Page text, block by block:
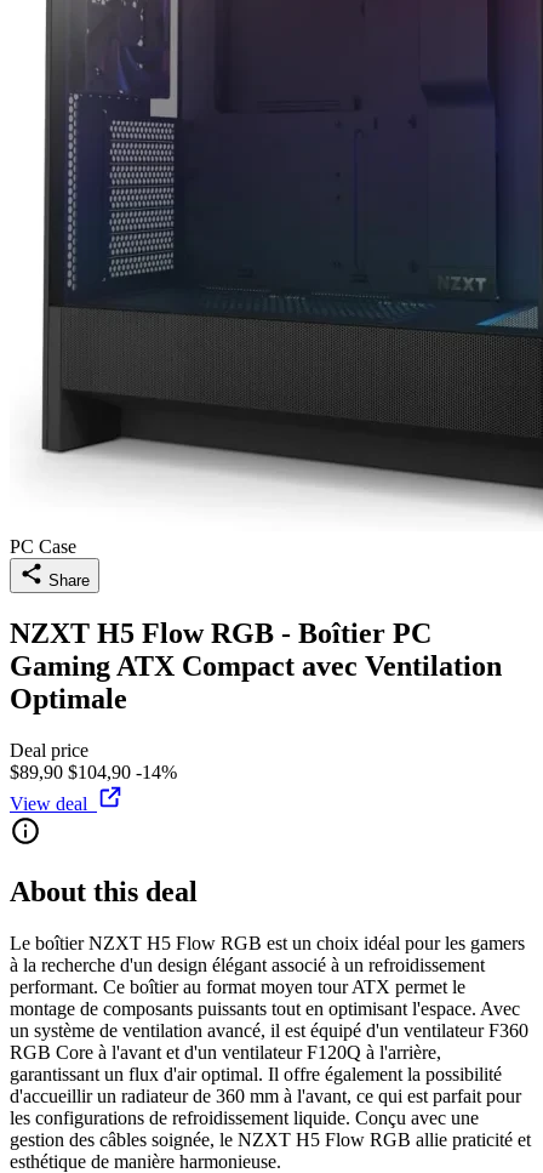
PC Case
Share
NZXT H5 Flow RGB - Boîtier PC
Gaming ATX Compact avec Ventilation
Optimale
Deal price
$89,90 $104,90 -14%
View deal
About this deal
Le boîtier NZXT H5 Flow RGB est un choix idéal pour les gamers
à la recherche d'un design élégant associé à un refroidissement
performant. Ce boîtier au format moyen tour ATX permet le
montage de composants puissants tout en optimisant l'espace. Avec
un système de ventilation avancé, il est équipé d'un ventilateur F360
RGB Core à l'avant et d'un ventilateur F120Q à l'arrière,
garantissant un flux d'air optimal. Il offre également la possibilité
d'accueillir un radiateur de 360 mm à l'avant, ce qui est parfait pour
les configurations de refroidissement liquide. Conçu avec une
gestion des câbles soignée, le NZXT H5 Flow RGB allie praticité et
esthétique de manière harmonieuse.